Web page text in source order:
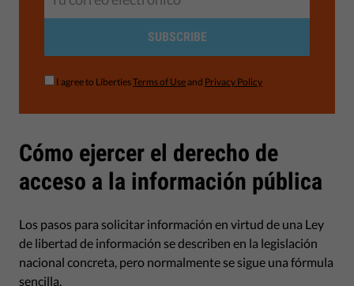
SUBSCRIBE
I agree to LibertiesTerms of Useand Privacy Policy
Cómo ejercer el derecho de
acceso a la información pública
Los pasos para solicitar información en virtud de una Ley
de libertad de información se describen en la legislación
nacional concreta, pero normalmente se sigue una fórmula
sencilla.